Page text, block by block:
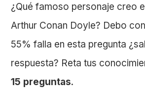
¿Qué famoso personaje creo
Arthur Conan Doyle? Debo
55% falla en esta pregunta
respuesta? Reta tus
15 preguntas.